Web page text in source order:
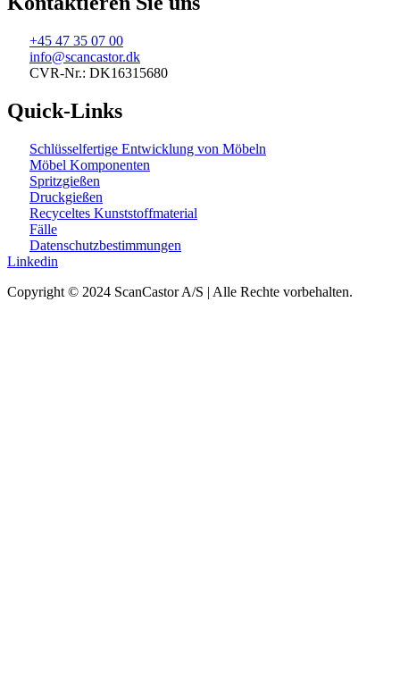
+45 47 35 07 00
info@scancastor.dk
CVR-Nr.: DK16315680
Quick-Links
Schlüsselfertige Entwicklung von Möbeln
Möbel Komponenten
Spritzgießen
Druckgießen
Recyceltes Kunststoffmaterial
Fälle
Datenschutzbestimmungen
Linkedin
Copyright © 2024 ScanCastor A/S | Alle Rechte vorbehalten.